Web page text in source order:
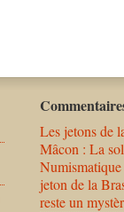
Les jetons de
Mâcon : La
jeton de la
reste un